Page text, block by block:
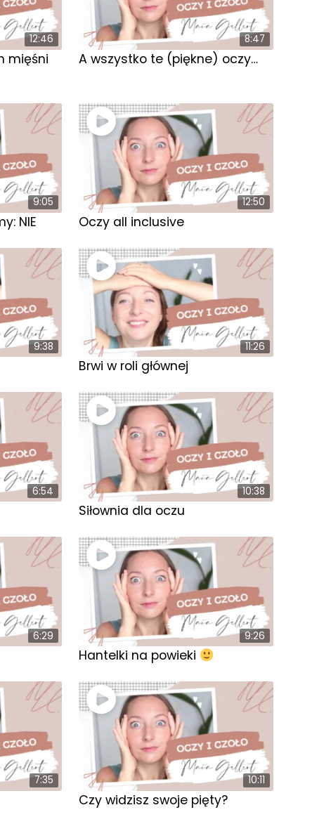
12:46
mięśni
8:47
A wszystko te (piękne) oczy…
9:05
NIE
12:50
Oczy all inclusive
9:38 11:26
Brwi w roli głównej
6:54 10:38
Siłownia dla oczu
6:29 9:26
Hantelki na powieki
7:35 10:11
Czy widzisz swoje pięty?